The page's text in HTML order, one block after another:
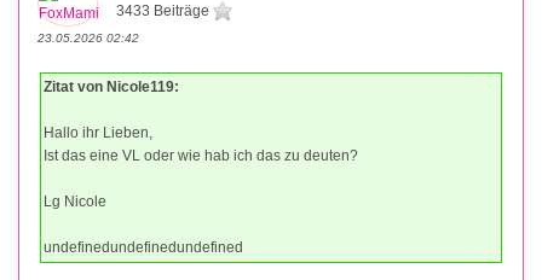
3433 Beiträge
23.05.2026 02:42
Zitat von Nicole119:
Hallo ihr Lieben,
Ist das eine VL oder wie hab ich das zu deuten?
Lg Nicole
undefinedundefinedundefined